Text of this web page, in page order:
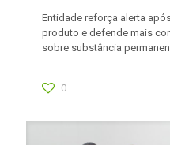
Entidade reforça alerta
produto e defende mais
sobre substância
0